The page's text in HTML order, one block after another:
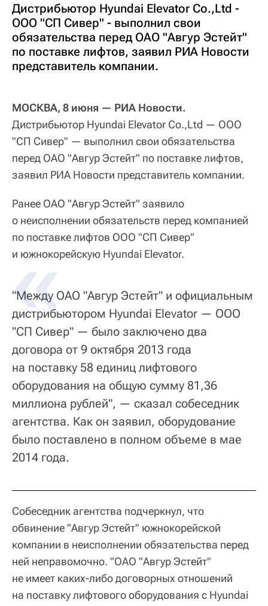
Дистрибьютор Hyundai Elevator Co.,Ltd -
ООО "СП Сивер" - выполнил свои
обязательства перед ОАО "Авгур Эстейт"
по поставке лифтов, заявил РИА Новости
представитель компании.
МОСКВА, 8 июня — РИА Новости.
Дистрибьютор Hyundai Elevator Co.,Ltd — ООО
"СП Сивер" — выполнил свои обязательства
перед ОАО "Авгур Эстейт" по поставке лифтов,
заявил РИА Новости представитель компании.
Ранее ОАО "Авгур Эстейт" заявило
о неисполнении обязательств перед компанией
по поставке лифтов ООО "СП Сивер"
и южнокорейскую Hyundai Elevator.
"Между ОАО "Авгур Эстейт" и официальным
дистрибьютором Hyundai Elevator — ООО
"СП Сивер" — было заключено два
договора от 9 октября 2013 года
на поставку 58 единиц лифтового
оборудования на общую сумму 81,36
миллиона рублей", — сказал собеседник
агентства. Как он заявил, оборудование
было поставлено в полном объеме в мае
2014 года.
Собеседник агентства подчеркнул, что
обвинение "Авгур Эстейт" южнокорейской
компании в неисполнении обязательства перед
ней неправомочно. "ОАО "Авгур Эстейт"
не имеет каких-либо договорных отношений
на поставку лифтового оборудования с Hyundai